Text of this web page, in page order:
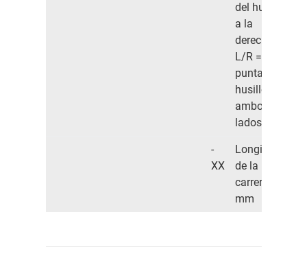
del husillo
a la
derecha
L/R =
punta del
husillo a
ambos
lados
-
XX
Longitud
de la
carrera en
mm